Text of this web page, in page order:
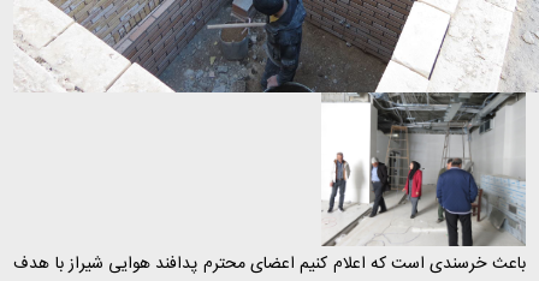
باعث خرسندی است که اعلام کنیم اعضای محترم پدافند هوایی شیراز با هدف